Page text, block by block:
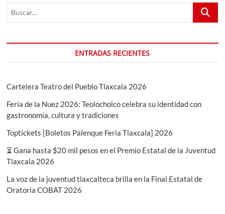
Buscar...
ENTRADAS RECIENTES
Cartelera Teatro del Pueblo Tlaxcala 2026
Feria de la Nuez 2026: Teolocholco celebra su identidad con
gastronomía, cultura y tradiciones
Toptickets [Boletos Palenque Feria Tlaxcala] 2026
⏳ Gana hasta $20 mil pesos en el Premio Estatal de la Juventud
Tlaxcala 2026
La voz de la juventud tlaxcalteca brilla en la Final Estatal de
Oratoria COBAT 2026